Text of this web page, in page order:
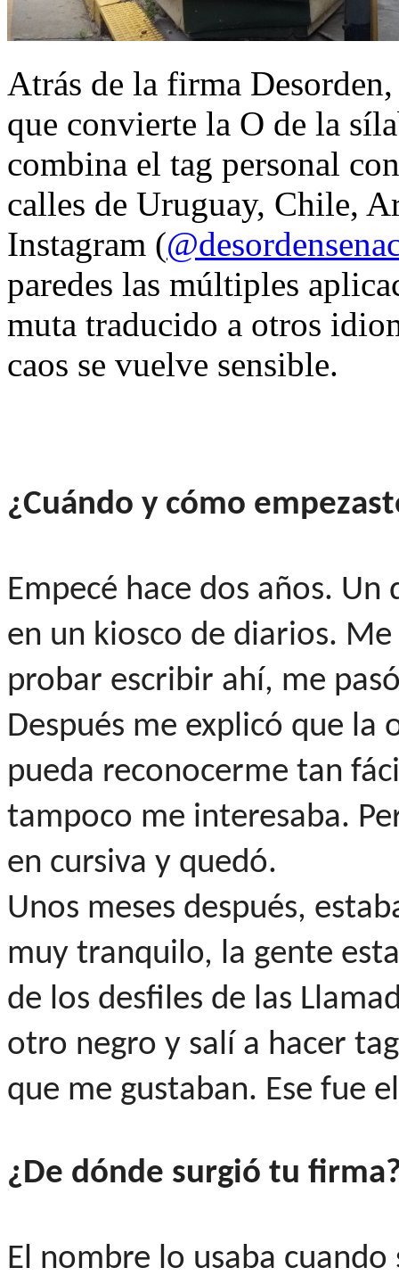
Atrás de la firma
que convierte la O de la
combina el tag personal
calles de Uruguay, Chile,
Instagram (
paredes las múltiples
muta traducido a otros
caos se vuelve sensible.
¿Cuándo y cómo
Empecé hace dos años.
en un kiosco de diarios.
probar escribir ahí, me
Después me explicó que la
pueda reconocerme tan
tampoco me interesaba.
en cursiva y quedó.
Unos meses después,
muy tranquilo, la gente
de los desfiles de las
otro negro y salí a hacer
que me gustaban. Ese fue
¿De dónde surgió tu
El nombre lo usaba